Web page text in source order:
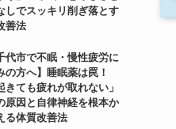
しでスッキリ削ぎ落とす
善法
代市で不眠・慢性疲労に
の方へ】睡眠薬は罠！
きても疲れが取れない」
原因と自律神経を根本か
る体質改善法